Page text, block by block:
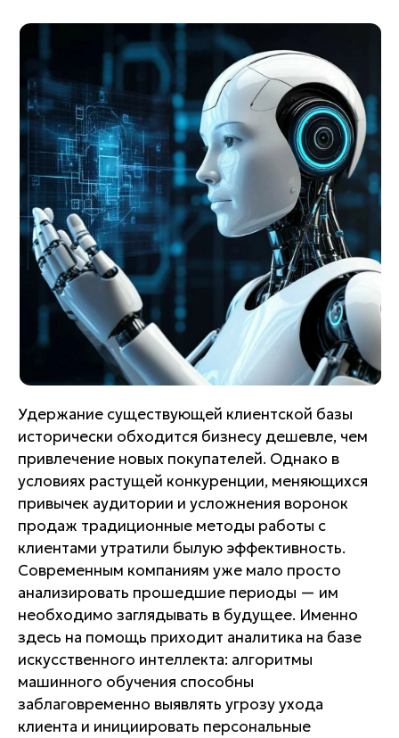
Удержание существующей клиентской базы
исторически обходится бизнесу дешевле, чем
привлечение новых покупателей. Однако в
условиях растущей конкуренции, меняющихся
привычек аудитории и усложнения воронок
продаж традиционные методы работы с
клиентами утратили былую эффективность.
Современным компаниям уже мало просто
анализировать прошедшие периоды — им
необходимо заглядывать в будущее. Именно
здесь на помощь приходит аналитика на базе
искусственного интеллекта: алгоритмы
машинного обучения способны
заблаговременно выявлять угрозу ухода
клиента и инициировать персональные